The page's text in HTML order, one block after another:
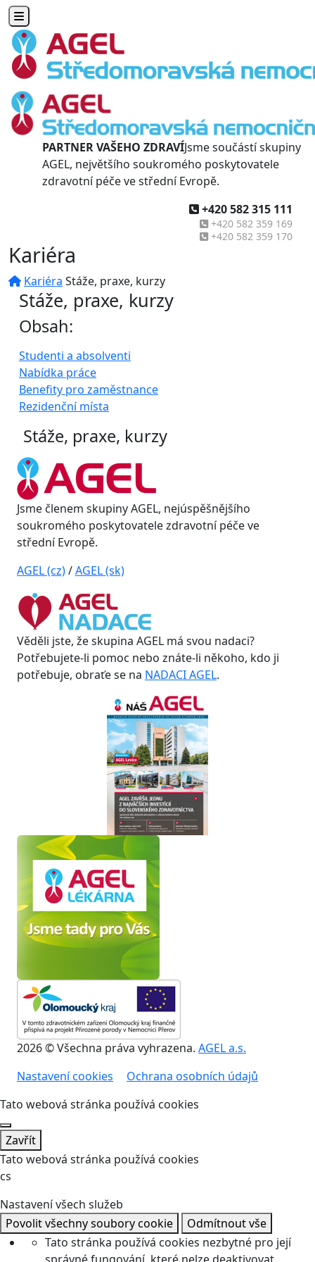
Toggle navigation
PARTNER VAŠEHO ZDRAVÍJsme součástí skupiny
AGEL, největšího soukromého poskytovatele
zdravotní péče ve střední Evropě.
+420 582 315 111
+420 582 359 169
+420 582 359 170
Kariéra
Kariéra Stáže, praxe, kurzy
Stáže, praxe, kurzy
Obsah:
Studenti a absolventi
Nabídka práce
Benefity pro zaměstnance
Rezidenční místa
Stáže, praxe, kurzy
Jsme členem skupiny AGEL, nejúspěšnějšího
soukromého poskytovatele zdravotní péče ve
střední Evropě.
AGEL (cz)/AGEL (sk)
Věděli jste, že skupina AGEL má svou nadaci?
Potřebujete-li pomoc nebo znáte-li někoho, kdo ji
potřebuje, obraťe se na NADACI AGEL.
2026 © Všechna práva vyhrazena. AGEL a.s.
Nastavení cookies
Ochrana osobních údajů
Tato webová stránka používá cookies
Zavřít
Tato webová stránka používá cookies
cs
Nastavení všech služeb
Povolit všechny soubory cookie
Odmítnout vše
Tato stránka používá cookies nezbytné pro její
správné fungování, které nelze deaktivovat.